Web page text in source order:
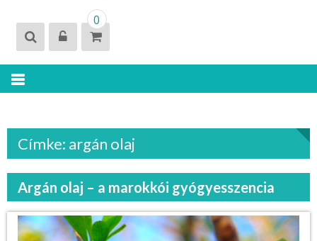
0
Címke: argán olaj
Argán olaj – a marokkói gyógyesszencia